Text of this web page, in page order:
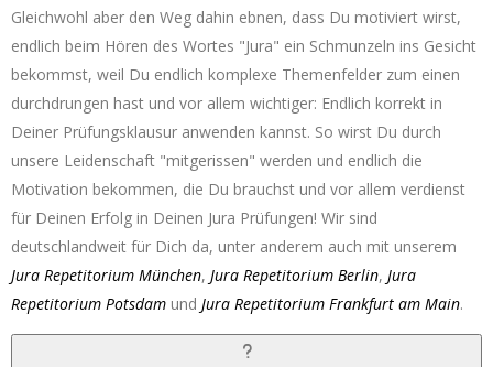
Gleichwohl aber den Weg dahin ebnen, dass Du motiviert wirst,
endlich beim Hören des Wortes "Jura" ein Schmunzeln ins Gesicht
bekommst, weil Du endlich komplexe Themenfelder zum einen
durchdrungen hast und vor allem wichtiger: Endlich korrekt in
Deiner Prüfungsklausur anwenden kannst. So wirst Du durch
unsere Leidenschaft "mitgerissen" werden und endlich die
Motivation bekommen, die Du brauchst und vor allem verdienst
für Deinen Erfolg in Deinen Jura Prüfungen! Wir sind
deutschlandweit für Dich da, unter anderem auch mit unserem
Jura Repetitorium München, Jura Repetitorium Berlin, Jura
Repetitorium Potsdam und Jura Repetitorium Frankfurt am Main.